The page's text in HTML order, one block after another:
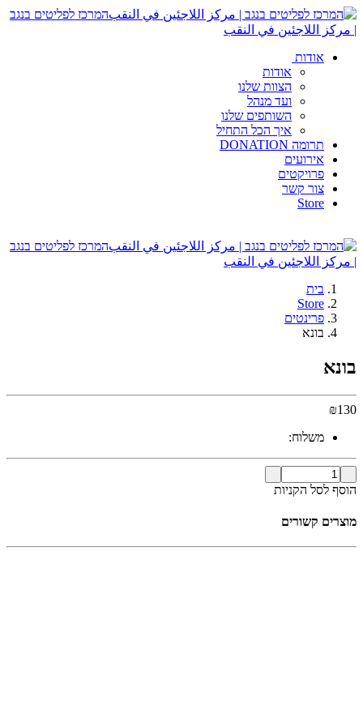
המרכז לפליטים בנגב
| مركز اللاجئين في النقب
אודות
אודות
הצוות שלנו
ועד מנהל
השותפים שלנו
איך הכל התחיל
תרומה DONATION
אירועים
פרויקטים
צור קשר
Store
המרכז לפליטים בנגב
| مركز اللاجئين في النقب
בית
Store
פרינטים
בונא
בונא
₪130
משלוח:
הוסף לסל הקניות
מוצרים קשורים